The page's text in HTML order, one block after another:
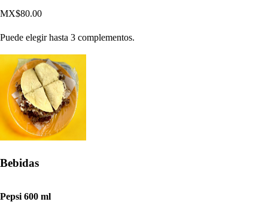
MX$80.00
Puede elegir hasta 3 complementos.
Bebidas
Pepsi 600 ml